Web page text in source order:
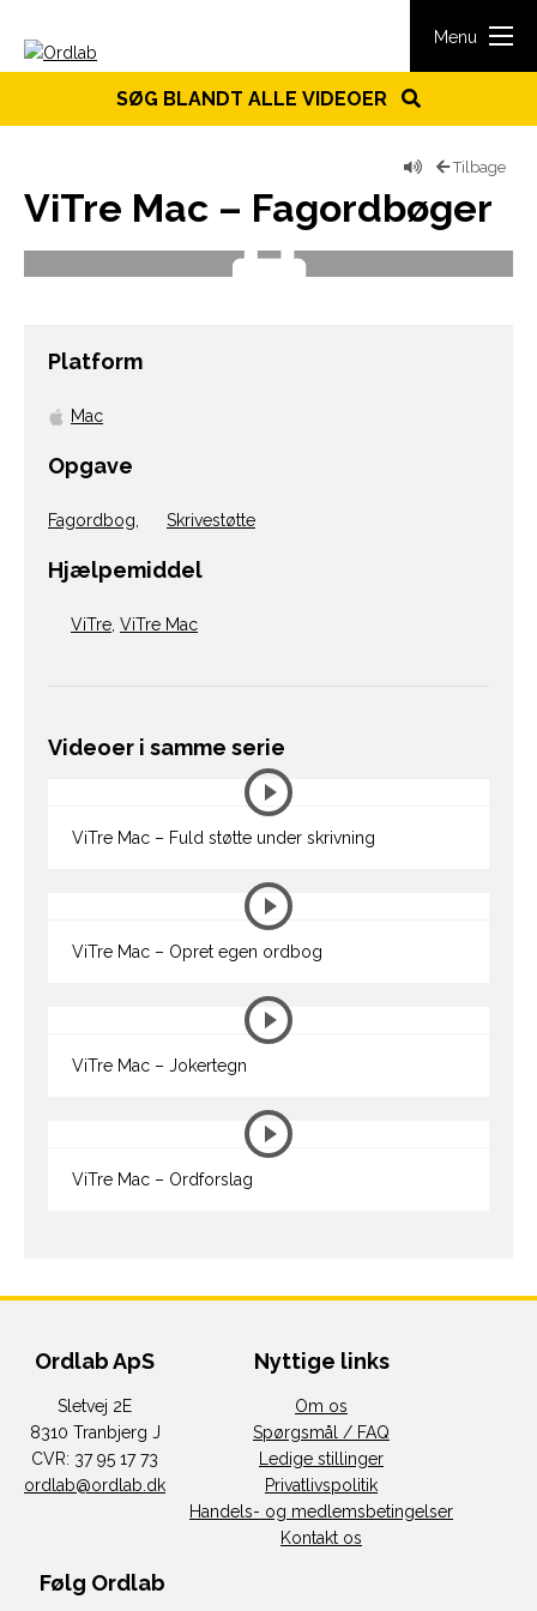
Menu
SØG BLANDT ALLE VIDEOER
Tilbage
ViTre Mac – Fagordbøger
Platform
Mac
Opgave
Fagordbog Skrivestøtte
Hjælpemiddel
ViTre ViTre Mac
Videoer i samme serie
ViTre Mac – Fuld støtte under skrivning
ViTre Mac – Opret egen ordbog
ViTre Mac – Jokertegn
ViTre Mac – Ordforslag
Ordlab ApS
Sletvej 2E
8310 Tranbjerg J
CVR: 37 95 17 73
ordlab@ordlab.dk
Nyttige links
Om os
Spørgsmål / FAQ
Ledige stillinger
Privatlivspolitik
Handels- og medlemsbetingelser
Kontakt os
Følg Ordlab